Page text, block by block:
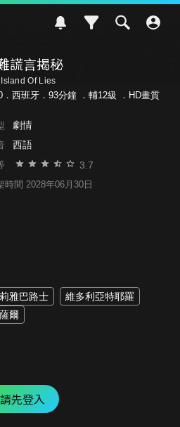
謊言揭秘
Of Lies
．西班牙．93分鐘 ． 輔12級 ．HD畫質
劇情
西語
3.7
時間 2028年06月30日
雅巴路士
維多利亞特耶羅
爾
請先登入